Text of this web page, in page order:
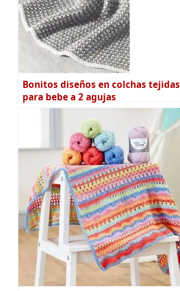
Bonitos diseños en colchas tejidas
para bebe a 2 agujas